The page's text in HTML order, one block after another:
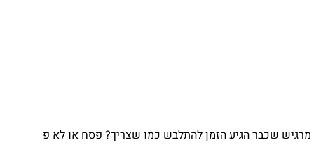
מרגיש שכבר הגיע הזמן להתלבש כמו שצריך? פסח או לא פ